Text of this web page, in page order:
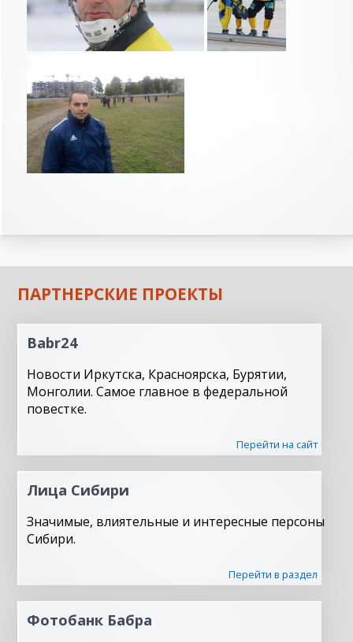
ПАРТНЕРСКИЕ ПРОЕКТЫ
Babr24
Новости Иркутска, Красноярска, Бурятии,
Монголии. Самое главное в федеральной
повестке.
Перейти на сайт
Лица Сибири
Значимые, влиятельные и интересные персоны
Сибири.
Перейти в раздел
Фотобанк Бабра